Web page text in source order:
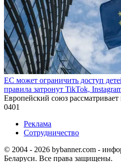
ЕС может ограничить доступ
правила затронут TikTok,
Европейский союз
0401
Реклама
Сотрудничество
© 2004 - 2026 bybanner.com -
Беларуси. Все права защищены.